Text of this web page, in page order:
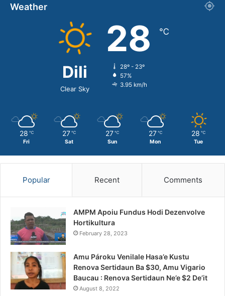
Weather
Dili
Clear Sky
28 ℃
28º - 23º
57%
3.95 km/h
28 ℃
Fri
27 ℃
Sat
27 ℃
Sun
27 ℃
Mon
28 ℃
Tue
Popular Recent Comments
AMPM Apoiu Fundus Hodi Dezenvolve
Hortikultura
February 28, 2023
Amu Pároku Venilale Hasa’e Kustu
Renova Sertidaun Ba $30, Amu Vigario
Baucau : Renova Sertidaun Ne’e $2 De’it
August 8, 2022